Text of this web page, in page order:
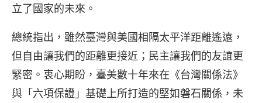
立了國家的未來。
總統指出，雖然臺灣與美國相隔太平洋距離遙遠，
但自由讓我們的距離更接近；民主讓我們的友誼更
緊密。衷心期盼，臺美數十年來在《台灣關係法》
與「六項保證」基礎上所打造的堅如磐石關係，未